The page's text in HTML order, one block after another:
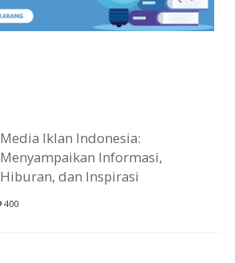
Media Iklan Indonesia:
Menyampaikan Informasi,
Hiburan, dan Inspirasi
400